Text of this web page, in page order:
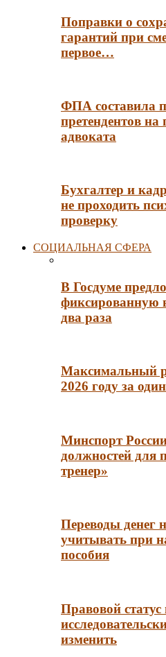
Поправки о
гарантий при
первое…
ФПА составила
претендентов на
адвоката
Бухгалтер и
не проходить
проверку
СОЦИАЛЬНАЯ СФЕРА
В Госдуме
фиксированную
два раза
Максимальный
2026 году за
Минспорт
должностей для
тренер»
Переводы денег
учитывать при
пособия
Правовой
изменить